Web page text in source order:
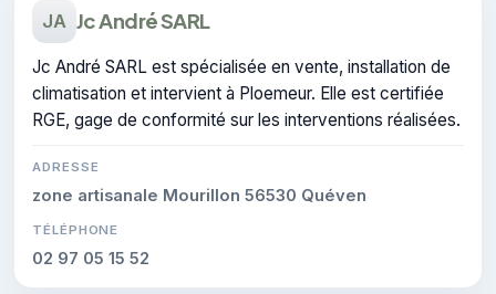
JA Jc André SARL
Jc André SARL est spécialisée en vente, installation de
climatisation et intervient à Ploemeur. Elle est certifiée
RGE, gage de conformité sur les interventions réalisées.
ADRESSE
zone artisanale Mourillon 56530 Quéven
TÉLÉPHONE
02 97 05 15 52